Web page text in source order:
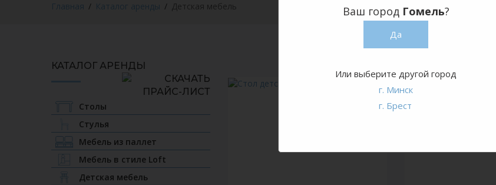
Главная Каталог аренды Детская мебель
КАТАЛОГ АРЕНДЫ
Столы
Стулья
Мебель из паллет
Мебель в стиле Loft
Детская мебель
Ваш город Гомель?
Да
Или выберите другой город
г. Минск
г. Брест